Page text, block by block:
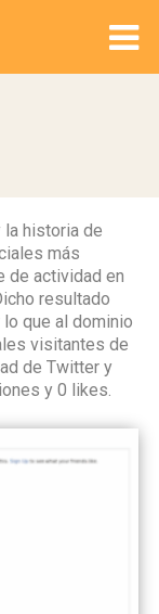
historia de
más
de actividad en
resultado
que al dominio
visitantes de
de Twitter y
y 0 likes.